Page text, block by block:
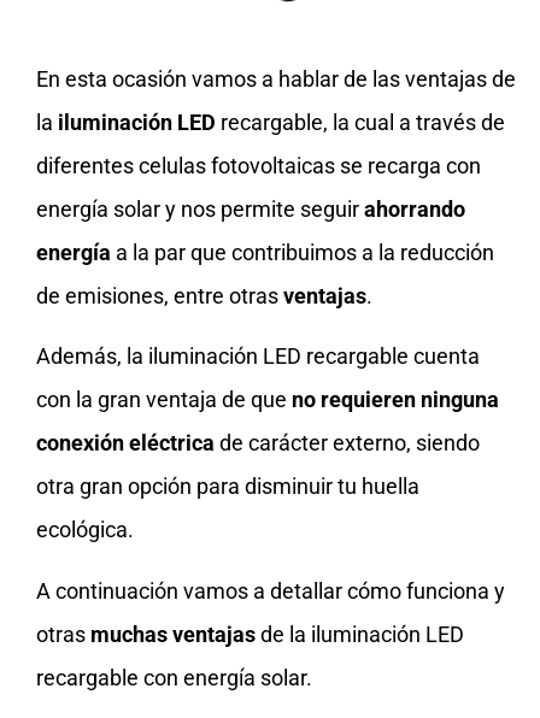
En esta ocasión vamos a hablar de las ventajas de
la iluminación LED recargable, la cual a través de
diferentes celulas fotovoltaicas se recarga con
energía solar y nos permite seguirahorrando
energía a la par que contribuimos a la reducción
de emisiones, entre otrasventajas.
Además, la iluminación LED recargable cuenta
con la gran ventaja de que no requieren ninguna
conexión eléctrica de carácter externo, siendo
otra gran opción para disminuir tu huella
ecológica.
A continuación vamos a detallar cómo funciona y
otras muchas ventajasde la iluminación LED
recargable con energía solar.